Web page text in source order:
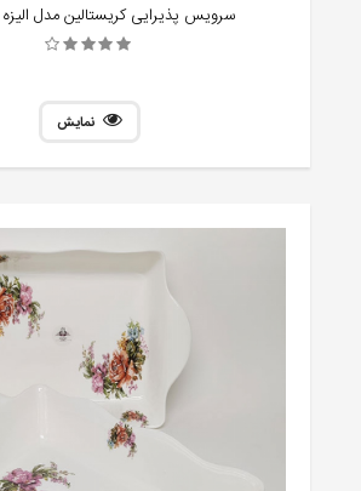
سرویس پذیرایی کریستالین مدل الیزه
نمایش